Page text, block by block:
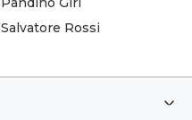
Salvatore Rossi